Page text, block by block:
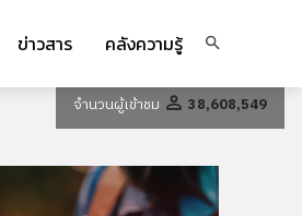
ข่าวสาร คลังความรู้
จำนวนผู้เข้าชม 38,608,549